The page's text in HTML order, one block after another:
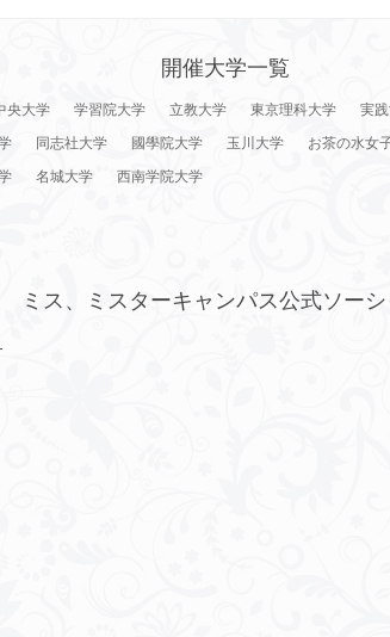
開催大学一覧
央大学 学習院大学 立教大学 東京理科大学 実
同志社大学 國學院大学 玉川大学 お茶の水女
名城大学 西南学院大学
ミス、ミスターキャンパス公式ソー